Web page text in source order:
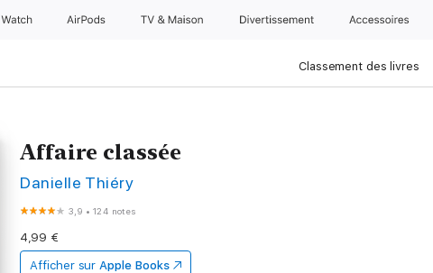
Watch AirPods TV & Maison Divertissements Accessoires
Classement des livres
Affaire classée
Danielle Thiéry
3,9 •124 notes
4,99 €
Afficher sur Apple Books